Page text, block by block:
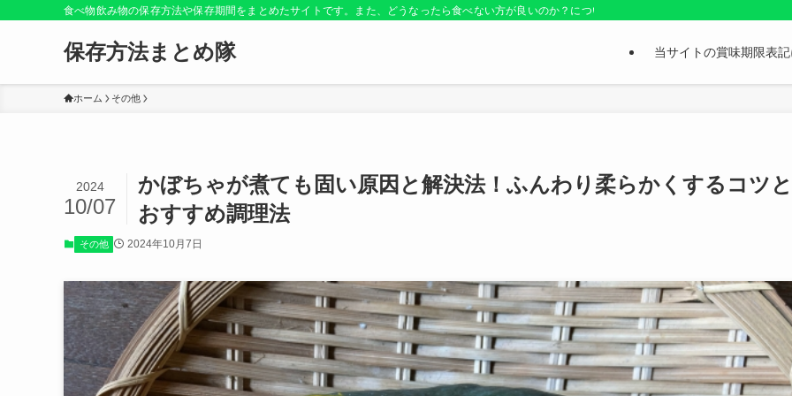
食べ物飲み物の保存方法や保存期間をまとめたサイトです。また、どうなったら食べない方が良いのか？についても紹介しているお役立ちサイトです
保存方法まとめ隊 当サイトの賞味期限表
ホーム その他
かぼちゃが煮ても固い原因と解決法！ふんわり柔らかくするコツと
おすすめ調理法
2024
10/07
その他 2024年10月7日